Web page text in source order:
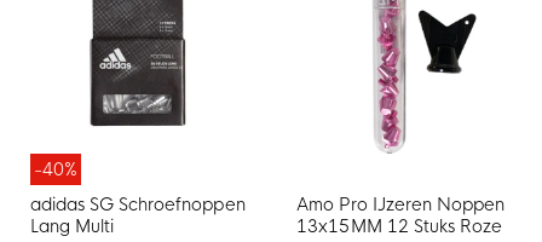
-40%
adidas SG Schroefnoppen
Lang Multi
Amo Pro IJzeren Noppen
13x15MM 12 Stuks Roze